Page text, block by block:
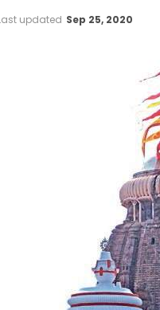
updated Sep 25, 2020